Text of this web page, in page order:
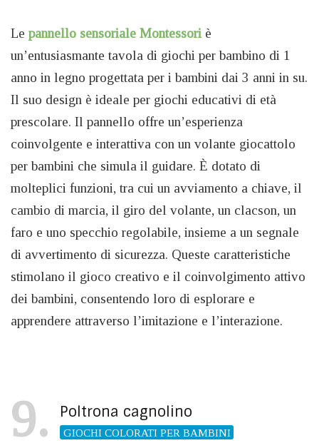
Le pannello sensoriale Montessori è
un’entusiasmante tavola di giochi per bambino di 1
anno in legno progettata per i bambini dai 3 anni in su.
Il suo design è ideale per giochi educativi di età
prescolare. Il pannello offre un’esperienza
coinvolgente e interattiva con un volante giocattolo
per bambini che simula il guidare. È dotato di
molteplici funzioni, tra cui un avviamento a chiave, il
cambio di marcia, il giro del volante, un clacson, un
faro e uno specchio regolabile, insieme a un segnale
di avvertimento di sicurezza. Queste caratteristiche
stimolano il gioco creativo e il coinvolgimento attivo
dei bambini, consentendo loro di esplorare e
apprendere attraverso l’imitazione e l’interazione.
9 Poltrona cagnolino
GIOCHI COLORATI PER BAMBINI